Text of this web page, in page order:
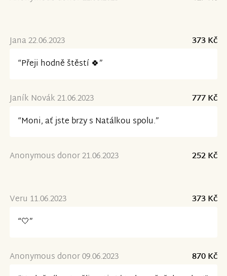
Jana 22.06.2023
373 Kč
“Přeji hodně štěstí 🍀”
Janík Novák 21.06.2023
777 Kč
“Moni, ať jste brzy s Natálkou spolu.”
Anonymous donor 21.06.2023 252 Kč
Veru 11.06.2023
373 Kč
“🤍”
Anonymous donor 09.06.2023
870 Kč